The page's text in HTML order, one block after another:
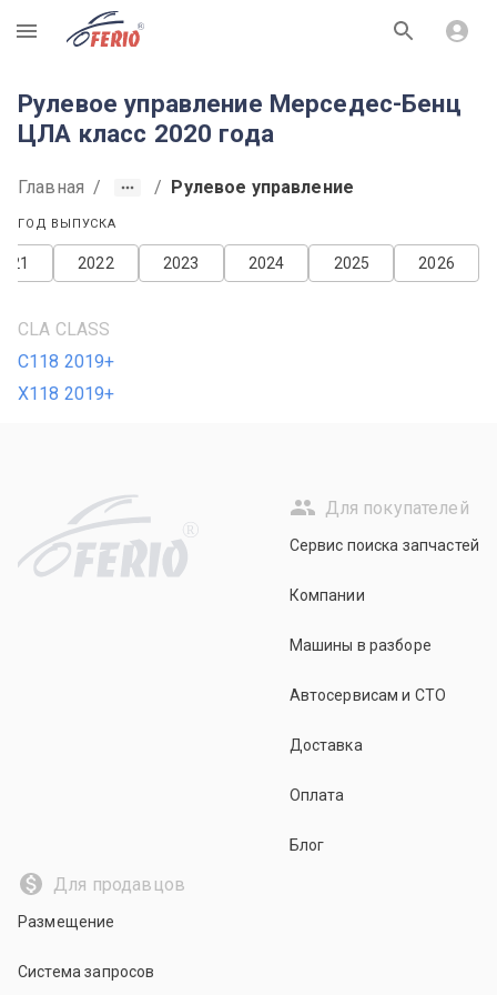
R
Рулевое управление Мерседес-Бенц
ЦЛА класс 2020 года
Главная / / Рулевое управление
ГОД ВЫПУСКА
2026
2025
2024
2023
2022
CLA CLASS
C118 2019+
X118 2019+
R
Для покупателей
Сервис поиска запчастей
Компании
Машины в разборе
Автосервисам и СТО
Доставка
Оплата
Блог
Для продавцов
Размещение
Система запросов